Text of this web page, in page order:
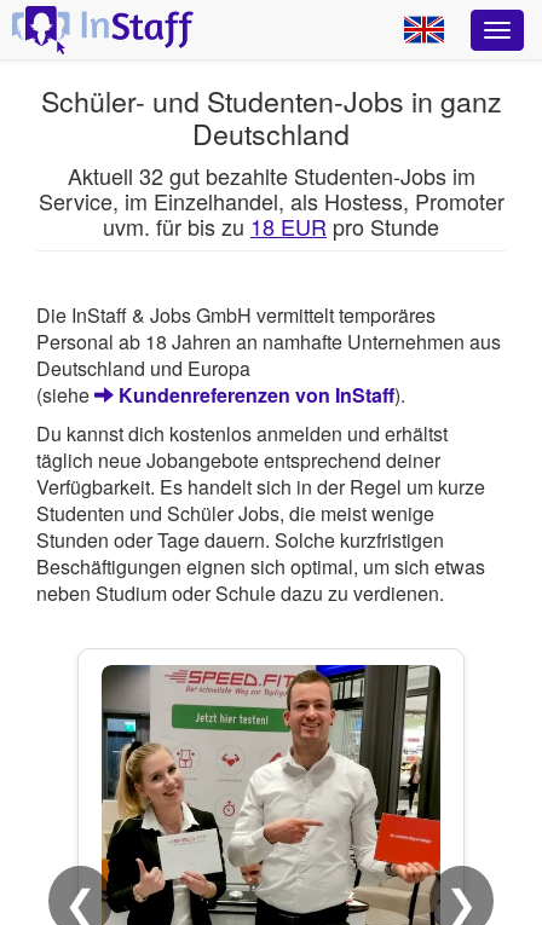
Schüler- und Studenten-Jobs in ganz
Deutschland
Aktuell 32 gut bezahlte Studenten-Jobs im
Service, im Einzelhandel, als Hostess, Promoter
uvm. für bis zu 18 EUR pro Stunde
Die InStaff & Jobs GmbH vermittelt temporäres
Personal ab 18 Jahren an namhafte Unternehmen aus
Deutschland und Europa
(siehe
Kundenreferenzen von InStaff).
Du kannst dich kostenlos anmelden und erhältst
täglich neue Jobangebote entsprechend deiner
Verfügbarkeit. Es handelt sich in der Regel um kurze
Studenten und Schüler Jobs, die meist wenige
Stunden oder Tage dauern. Solche kurzfristigen
Beschäftigungen eignen sich optimal, um sich etwas
neben Studium oder Schule dazu zu verdienen.
❮ ❯